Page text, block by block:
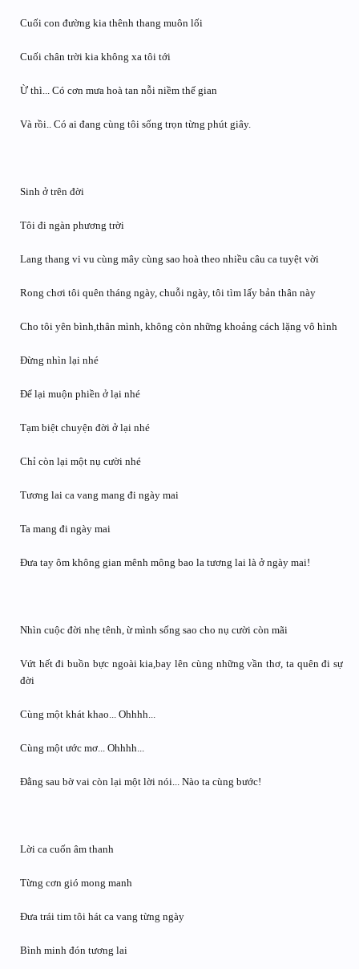
Cuối con đường kia thênh thang muôn lối
Cuối chân trời kia không xa tôi tới
Ừ thì... Có cơn mưa hoà tan nỗi niềm thế gian
Và rồi.. Có ai đang cùng tôi sống trọn từng phút giây.
Sinh ở trên đời
Tôi đi ngàn phương trời
Lang thang vi vu cùng mây cùng sao hoà theo nhiều câu ca tuyệt vời
Rong chơi tôi quên tháng ngày, chuỗi ngày, tôi tìm lấy bản thân này
Cho tôi yên bình,thân mình, không còn những khoảng cách lặng vô hình
Đừng nhìn lại nhé
Để lại muộn phiền ở lại nhé
Tạm biệt chuyện đời ở lại nhé
Chỉ còn lại một nụ cười nhé
Tương lai ca vang mang đi ngày mai
Ta mang đi ngày mai
Đưa tay ôm không gian mênh mông bao la tương lai là ở ngày mai!
Nhìn cuộc đời nhẹ tênh, ừ mình sống sao cho nụ cười còn mãi
Vứt hết đi buồn bực ngoài kia,bay lên cùng những vần thơ, ta quên đi sự
đời
Cùng một khát khao... Ohhhh...
Cùng một ước mơ... Ohhhh...
Đằng sau bờ vai còn lại một lời nói... Nào ta cùng bước!
Lời ca cuốn âm thanh
Từng cơn gió mong manh
Đưa trái tim tôi hát ca vang từng ngày
Bình minh đón tương lai